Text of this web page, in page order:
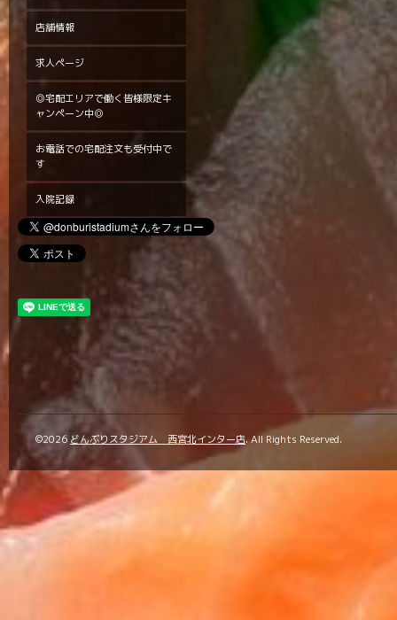
店舗情報
求人ページ
◎宅配エリアで働く皆様限定キ
ャンペーン中◎
お電話での宅配注文も受付中で
す
入院記録
©2026 どんぶりスタジアム 西宮北インター店. All Rights Reserved.